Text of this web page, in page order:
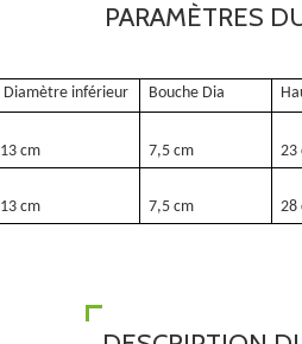
PARAMÈTRES
Diamètre inférieur Bouche Dia
13 cm 7,5 cm 23
13 cm 7,5 cm 28